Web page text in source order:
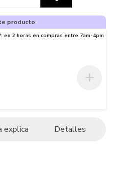
producto
en 2 horas en compras entre 7am-4pm
explica Detalles